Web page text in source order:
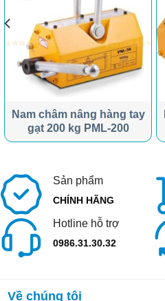
Nam châm nâng hàng tay
gạt 200 kg PML-200
Sản phẩm
CHÍNH HÃNG
Hotline hỗ trợ
0986.31.30.32
Về chúng tôi